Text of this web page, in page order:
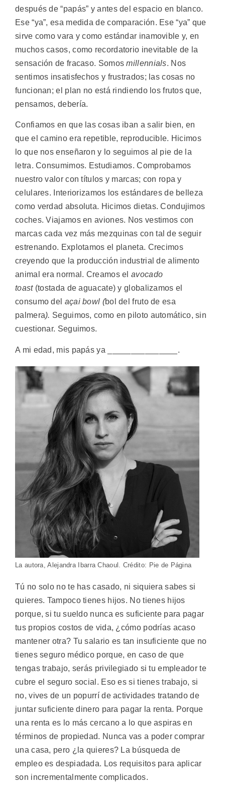
después de “papás” y antes del espacio en blanco.
Ese “ya”, esa medida de comparación. Ese “ya” que
sirve como vara y como estándar inamovible y, en
muchos casos, como recordatorio inevitable de la
sensación de fracaso. Somosmillennials. Nos
sentimos insatisfechos y frustrados; las cosas no
funcionan; el plan no está rindiendo los frutos que,
pensamos, debería.
Confiamos en que las cosas iban a salir bien, en
que el camino era repetible, reproducible. Hicimos
lo que nos enseñaron y lo seguimos al pie de la
letra. Consumimos. Estudiamos. Comprobamos
nuestro valor con títulos y marcas; con ropa y
celulares. Interiorizamos los estándares de belleza
como verdad absoluta. Hicimos dietas. Condujimos
coches. Viajamos en aviones. Nos vestimos con
marcas cada vez más mezquinas con tal de seguir
estrenando. Explotamos el planeta. Crecimos
creyendo que la producción industrial de alimento
animal era normal. Creamos elavocado
toast(tostada de aguacate) y globalizamos el
consumo del açai bowl (bol del fruto de esa
palmera). Seguimos, como en piloto automático, sin
cuestionar. Seguimos.
A mi edad, mis papás ya _______________.
La autora, Alejandra Ibarra Chaoul. Crédito: Pie de Página
Tú no solo no te has casado, ni siquiera sabes si
quieres. Tampoco tienes hijos. No tienes hijos
porque, si tu sueldo nunca es suficiente para pagar
tus propios costos de vida, ¿cómo podrías acaso
mantener otra? Tu salario es tan insuficiente que no
tienes seguro médico porque, en caso de que
tengas trabajo, serás privilegiado si tu empleador te
cubre el seguro social. Eso es si tienes trabajo, si
no, vives de un popurrí de actividades tratando de
juntar suficiente dinero para pagar la renta. Porque
una renta es lo más cercano a lo que aspiras en
términos de propiedad. Nunca vas a poder comprar
una casa, pero ¿la quieres? La búsqueda de
empleo es despiadada. Los requisitos para aplicar
son incrementalmente complicados.